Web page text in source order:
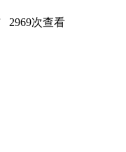
2969次查看